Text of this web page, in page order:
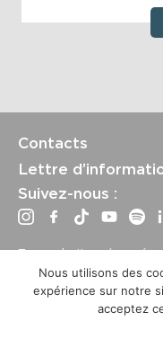
Contacts
Lettre
Suivez-nous :
Tous droits
International Film
générales de vente
Crédits site : Marine
développement et mise
Nous utilisons des
expérience sur notre
acceptez